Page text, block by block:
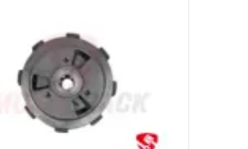
AÑADIR AL CARRITO